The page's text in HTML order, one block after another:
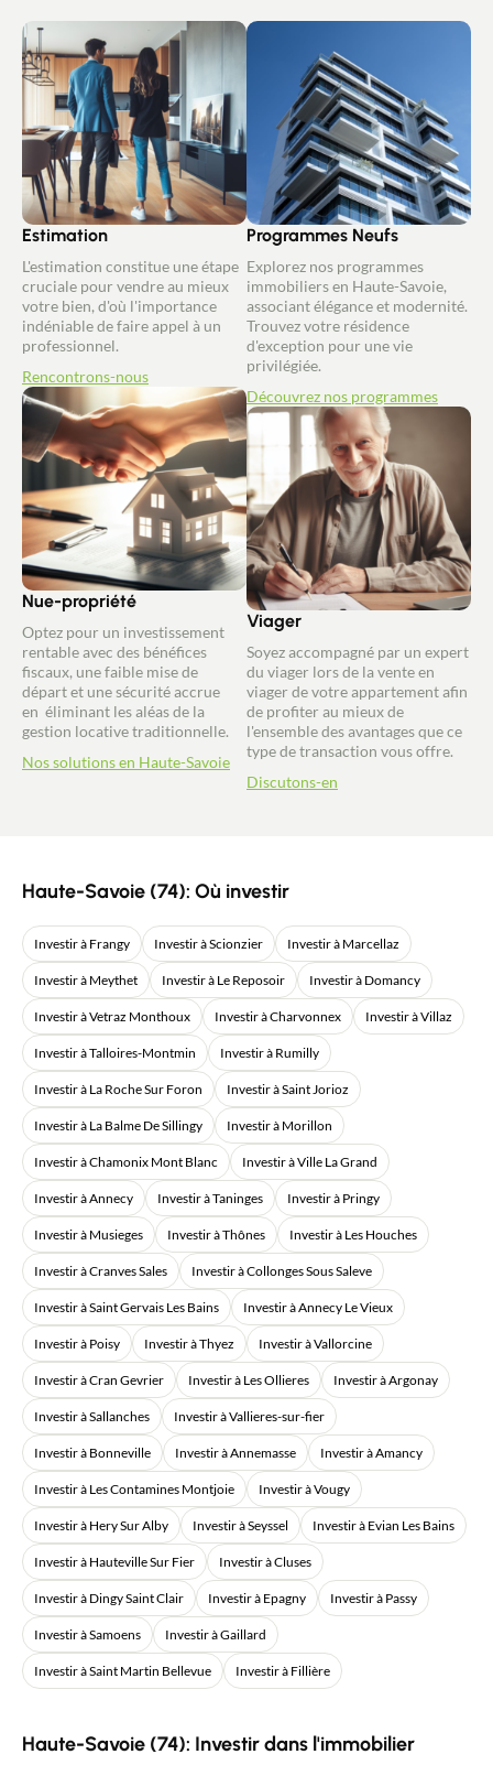
Estimation
L'estimation constitue une étape
cruciale pour vendre au mieux
votre bien, d'où l'importance
indéniable de faire appel à un
professionnel.
Rencontrons-nous
Nue-propriété
Optez pour un investissement
rentable avec des bénéfices
fiscaux, une faible mise de
départ et une sécurité accrue
en éliminant les aléas de la
gestion locative traditionnelle.
Nos solutions en Haute-Savoie
Programmes Neufs
Explorez nos programmes
immobiliers en Haute-Savoie,
associant élégance et modernité.
Trouvez votre résidence
d'exception pour une vie
privilégiée.
Découvrez nos programmes
Viager
Soyez accompagné par un expert
du viager lors de la vente en
viager de votre appartement afin
de profiter au mieux de
l'ensemble des avantages que ce
type de transaction vous offre.
Discutons-en
Haute-Savoie (74): Où investir
Investir à Frangy Investir à Scionzier Investir à Marcellaz
Investir à Meythet Investir à Le Reposoir Investir à Domancy
Investir à Vetraz Monthoux Investir à Charvonnex Investir à Villaz
Investir à Talloires-Montmin Investir à Rumilly
Investir à La Roche Sur Foron Investir à Saint Jorioz
Investir à La Balme De Sillingy Investir à Morillon
Investir à Chamonix Mont Blanc Investir à Ville La Grand
Investir à Annecy Investir à Taninges Investir à Pringy
Investir à Musieges Investir à Thônes Investir à Les Houches
Investir à Cranves Sales Investir à Collonges Sous Saleve
Investir à Saint Gervais Les Bains Investir à Annecy Le Vieux
Investir à Poisy Investir à Thyez Investir à Vallorcine
Investir à Cran Gevrier Investir à Les Ollieres Investir à Argonay
Investir à Sallanches Investir à Vallieres-sur-fier
Investir à Bonneville Investir à Annemasse Investir à Amancy
Investir à Les Contamines Montjoie Investir à Vougy
Investir à Hery Sur Alby Investir à Seyssel Investir à Evian Les Bains
Investir à Hauteville Sur Fier Investir à Cluses
Investir à Dingy Saint Clair Investir à Epagny Investir à Passy
Investir à Samoens Investir à Gaillard
Investir à Saint Martin Bellevue Investir à Fillière
Haute-Savoie (74): Investir dans l'immobilier